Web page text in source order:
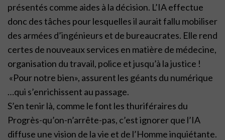
présentés comme aides à la décision. L’IA effectue
donc des tâches pour lesquelles il aurait fallu mobiliser
des armées d’ingénieurs et de bureaucrates. Elle rend
certes de nouveaux services en matière de médecine,
organisation du travail, police et jusqu’à la justice !
«Pour notre bien», assurent les géants du numérique
…qui s’enrichissent au passage.
S’en tenir là, comme le font les thuriféraires du
Progrès-qu’on-n’arrête-pas, c’est ignorer que l’IA
diffuse une vision de la vie et de l’Homme inquiétante.